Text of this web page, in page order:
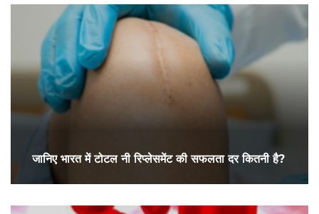
जानिए भारत में टोटल नी रिप्लेसमेंट की सफलता दर कितनी है?